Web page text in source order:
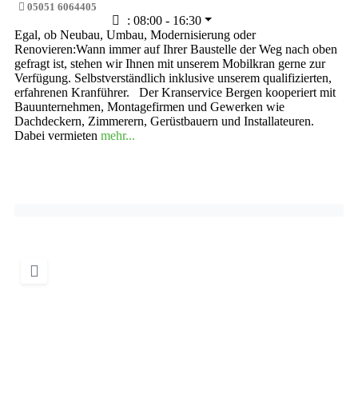
05051 6064405
: 08:00 - 16:30
Egal, ob Neubau, Umbau, Modernisierung oder
Renovieren:Wann immer auf Ihrer Baustelle der Weg nach oben
gefragt ist, stehen wir Ihnen mit unserem Mobilkran gerne zur
Verfügung. Selbstverständlich inklusive unserem qualifizierten,
erfahrenen Kranführer. Der Kranservice Bergen kooperiert mit
Bauunternehmen, Montagefirmen und Gewerken wie
Dachdeckern, Zimmerern, Gerüstbauern und Installateuren.
Dabei vermieten mehr...